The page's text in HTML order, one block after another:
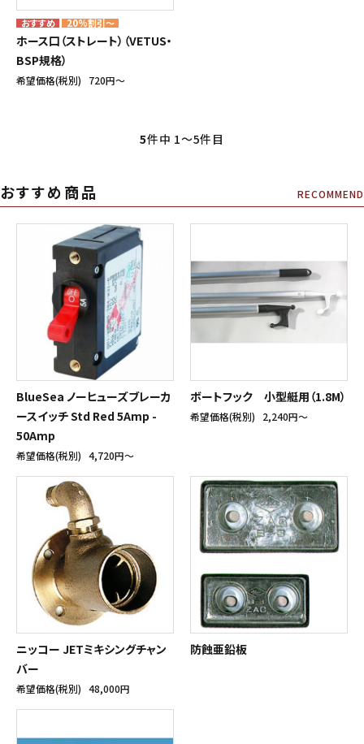
20%割引～
ホース口（ストレート）（VETUS・
BSP規格）
希望価格(税別) 720円〜
5件中 1〜5件目
おすすめ商品 RECOMMEND
BlueSea ノーヒューズブレーカ
ースイッチ Std Red 5Amp -
50Amp
希望価格(税別) 4,720円〜
ボートフック 小型艇用（1.8M）
希望価格(税別) 2,240円〜
ニッコー JETミキシングチャン
バー
希望価格(税別) 48,000円
防蝕亜鉛板